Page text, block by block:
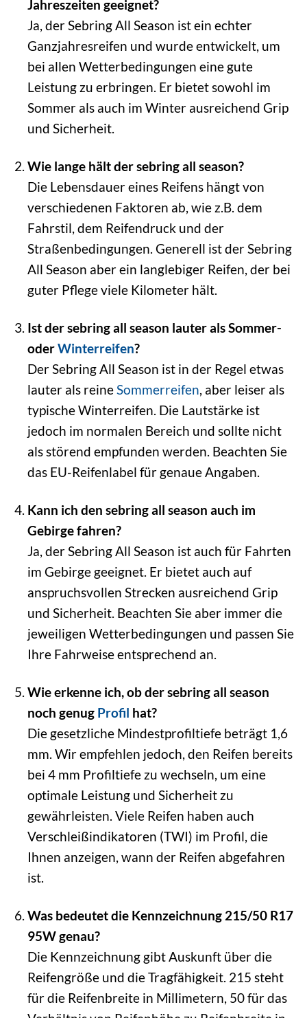
Jahreszeiten geeignet?
Ja, der Sebring All Season ist ein echter
Ganzjahresreifen und wurde entwickelt, um
bei allen Wetterbedingungen eine gute
Leistung zu erbringen. Er bietet sowohl im
Sommer als auch im Winter ausreichend Grip
und Sicherheit.
Wie lange hält der sebring all season?
Die Lebensdauer eines Reifens hängt von
verschiedenen Faktoren ab, wie z.B. dem
Fahrstil, dem Reifendruck und der
Straßenbedingungen. Generell ist der Sebring
All Season aber ein langlebiger Reifen, der bei
guter Pflege viele Kilometer hält.
Ist der sebring all season lauter als Sommer-
oderWinterreifen?
Der Sebring All Season ist in der Regel etwas
lauter als reineSommerreifen, aber leiser als
typische Winterreifen. Die Lautstärke ist
jedoch im normalen Bereich und sollte nicht
als störend empfunden werden. Beachten Sie
das EU-Reifenlabel für genaue Angaben.
Kann ich den sebring all season auch im
Gebirge fahren?
Ja, der Sebring All Season ist auch für Fahrten
im Gebirge geeignet. Er bietet auch auf
anspruchsvollen Strecken ausreichend Grip
und Sicherheit. Beachten Sie aber immer die
jeweiligen Wetterbedingungen und passen Sie
Ihre Fahrweise entsprechend an.
Wie erkenne ich, ob der sebring all season
noch genug Profil hat?
Die gesetzliche Mindestprofiltiefe beträgt 1,6
mm. Wir empfehlen jedoch, den Reifen bereits
bei 4 mm Profiltiefe zu wechseln, um eine
optimale Leistung und Sicherheit zu
gewährleisten. Viele Reifen haben auch
Verschleißindikatoren (TWI) im Profil, die
Ihnen anzeigen, wann der Reifen abgefahren
ist.
Was bedeutet die Kennzeichnung 215/50 R17
95W genau?
Die Kennzeichnung gibt Auskunft über die
Reifengröße und die Tragfähigkeit. 215 steht
für die Reifenbreite in Millimetern, 50 für das